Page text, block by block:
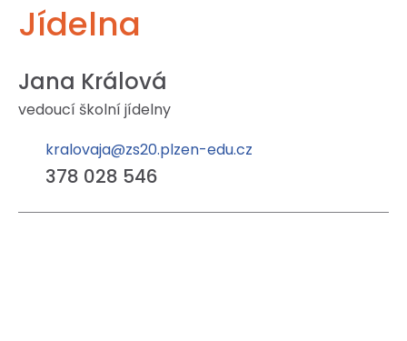
Jídelna
Jana Králová
vedoucí školní jídelny
kralovaja@zs20.plzen-edu.cz
378 028 546